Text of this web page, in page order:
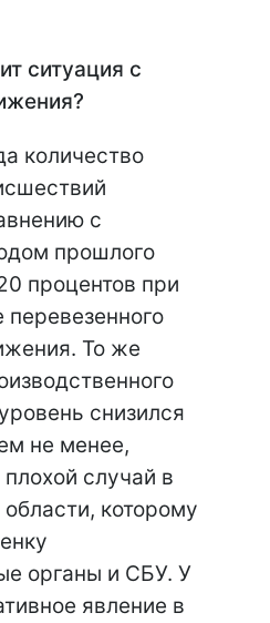
ситуация с
количество
с
прошлого
процентов при
То же
снизился
не менее,
случай в
которому
органы и СБУ. У
явление в